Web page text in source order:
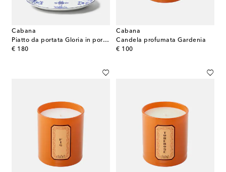
Cabana
Piatto da portata Gloria in porcellana
€ 180
original price
Cabana
Candela profumata Gardenia
€ 100
original price